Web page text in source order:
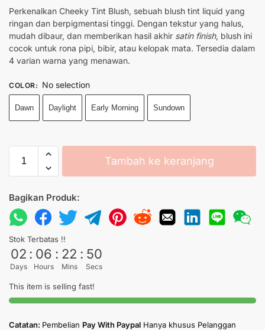
Perkenalkan Cheeky Tint Blush, sebuah blush tint liquid yang
ringan dan berpigmentasi tinggi. Dengan tekstur yang halus,
mudah dibaur, dan memberikan hasil akhir satin finish, blush ini
cocok untuk rona pipi, bibir, atau kelopak mata. Tersedia dalam
4 varian warna yang menawan.
COLOR: No selection
Dawn Daylight Early Morning Sundown
Tambah ke keranjang
Bagikan Produk:
Stok Terbatas !!
02
Days
: 06
Hours
: 22
Mins
: 50
Secs
This item is selling fast!
Catatan: Pembelian Pay With Paypal Hanya khusus Pelanggan